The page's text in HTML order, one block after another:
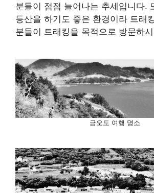
분들이 점점 늘어나는 추세입니다.
등산을 하기도 좋은 환경이라 트래
분들이 트래킹을 목적으로 방문하
금오도 여행 명소